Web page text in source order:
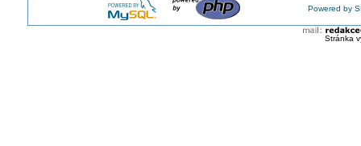
Powered by
Stránka